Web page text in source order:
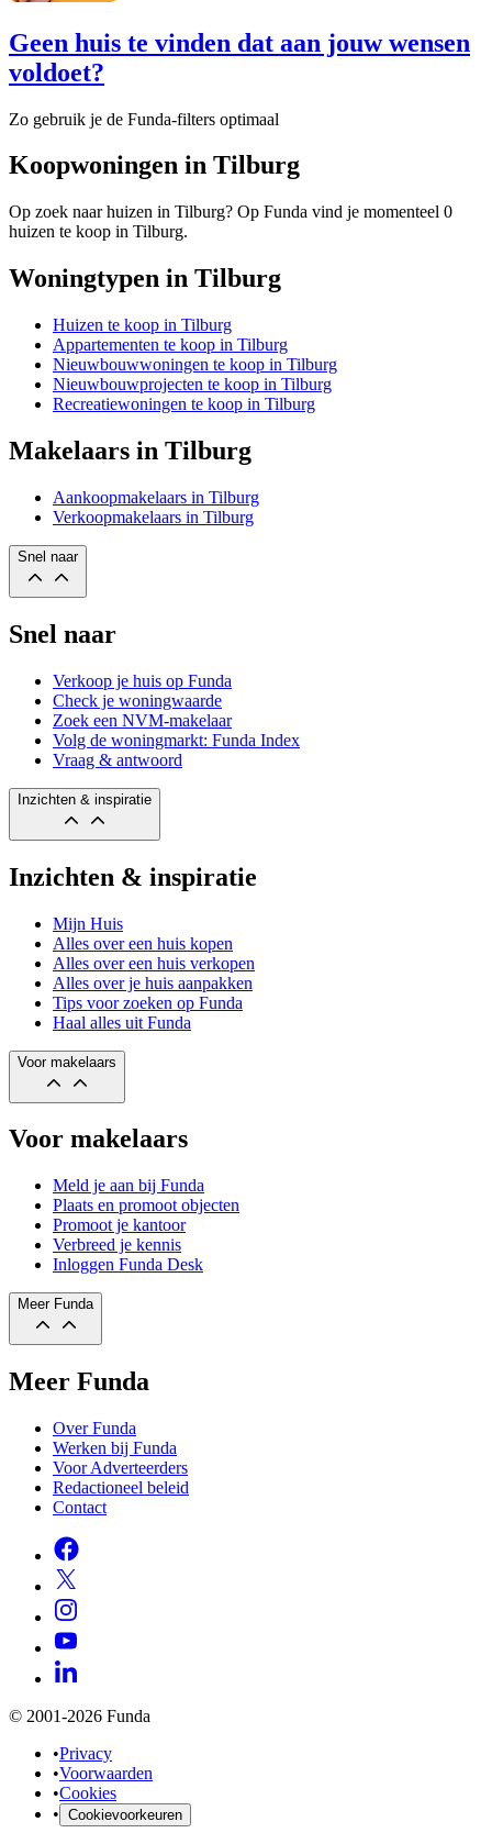
Geen huis te vinden dat aan jouw wensen
voldoet?
Zo gebruik je de Funda-filters optimaal
Koopwoningen in Tilburg
Op zoek naar huizen in Tilburg? Op Funda vind je momenteel 0
huizen te koop in Tilburg.
Woningtypen in Tilburg
Huizen te koop in Tilburg
Appartementen te koop in Tilburg
Nieuwbouwwoningen te koop in Tilburg
Nieuwbouwprojecten te koop in Tilburg
Recreatiewoningen te koop in Tilburg
Makelaars in Tilburg
Aankoopmakelaars in Tilburg
Verkoopmakelaars in Tilburg
Snel naar
Snel naar
Verkoop je huis op Funda
Check je woningwaarde
Zoek een NVM-makelaar
Volg de woningmarkt: Funda Index
Vraag & antwoord
Inzichten & inspiratie
Inzichten & inspiratie
Mijn Huis
Alles over een huis kopen
Alles over een huis verkopen
Alles over je huis aanpakken
Tips voor zoeken op Funda
Haal alles uit Funda
Voor makelaars
Voor makelaars
Meld je aan bij Funda
Plaats en promoot objecten
Promoot je kantoor
Verbreed je kennis
Inloggen Funda Desk
Meer Funda
Meer Funda
Over Funda
Werken bij Funda
Voor Adverteerders
Redactioneel beleid
Contact
© 2001-2026 Funda
•Privacy
•Voorwaarden
•Cookies
• Cookievoorkeuren